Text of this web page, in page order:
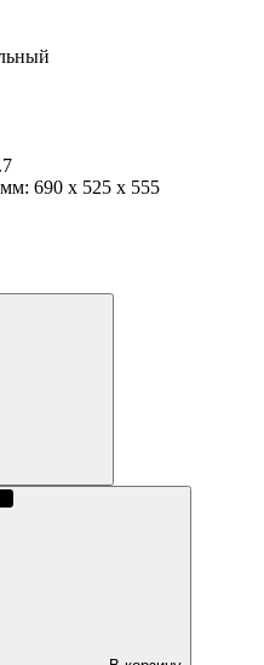
мм: 690 x 525 x 555